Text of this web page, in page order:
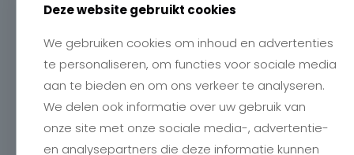
Charlotte
B-3740 Bilzen
+32 89515466
info@charlottebilzen.be
Deze website gebruikt cookies
We gebruiken cookies om inhoud en advertenties
te personaliseren, om functies voor sociale media
aan te bieden en om ons verkeer te analyseren.
We delen ook informatie over uw gebruik van
onze site met onze sociale media-, advertentie-
en analysepartners die deze informatie kunnen